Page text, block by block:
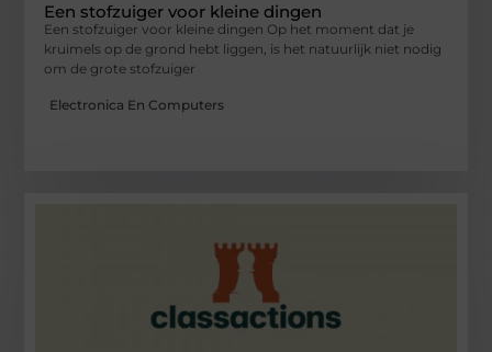
Een stofzuiger voor kleine dingen
Een stofzuiger voor kleine dingen Op het moment dat je
kruimels op de grond hebt liggen, is het natuurlijk niet nodig
om de grote stofzuiger
Electronica En Computers